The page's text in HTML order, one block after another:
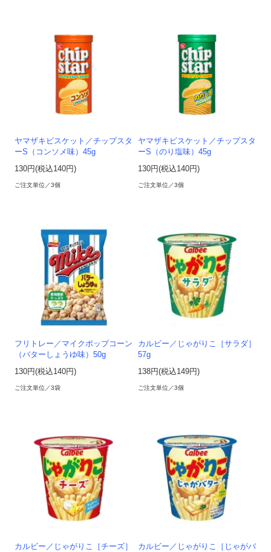
ヤマザキビスケット／チップスタ
ーS（コンソメ味）45g
130円(税込140円)
ご注文単位／3個
ヤマザキビスケット／チップスタ
ーS（のり塩味）45g
130円(税込140円)
ご注文単位／3個
フリトレー／マイクポップコーン
（バターしょうゆ味）50g
130円(税込140円)
ご注文単位／3袋
カルビー／じゃがりこ［サラダ］
57g
138円(税込149円)
ご注文単位／3個
カルビー／じゃがりこ［チーズ］
カルビー／じゃがりこ［じゃがバ